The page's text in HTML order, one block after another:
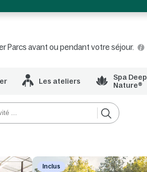
Parcs avant ou pendant votre séjour.
Les ateliers
Spa Deep
Nature®
Inclus